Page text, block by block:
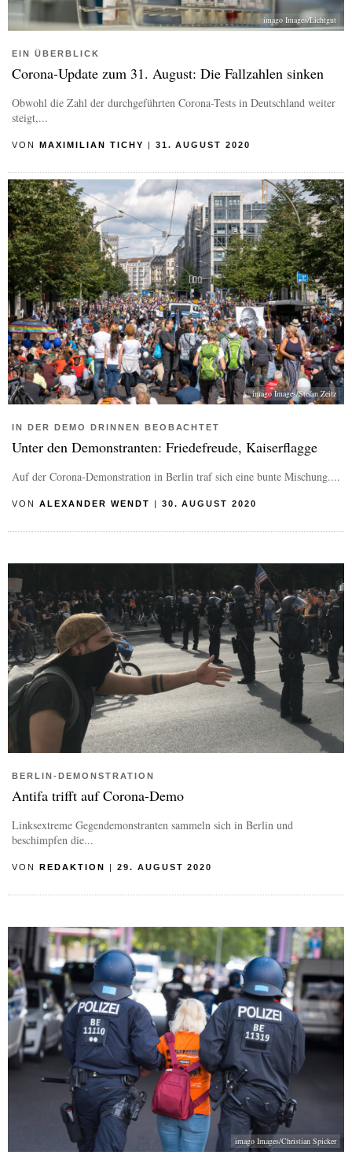
imago Images/Lichtgut
EIN ÜBERBLICK
Corona-Update zum 31. August: Die Fallzahlen sinken
Obwohl die Zahl der durchgeführten Corona-Tests in Deutschland weiter
steigt,...
VON MAXIMILIAN TICHY 31. AUGUST 2020
imago Images/Stefan Zeitz
IN DER DEMO DRINNEN BEOBACHTET
Unter den Demonstranten: Friedefreude, Kaiserflagge
Auf der Corona-Demonstration in Berlin traf sich eine bunte Mischung....
VON ALEXANDER WENDT | 30. AUGUST 2020
BERLIN-DEMONSTRATION
Antifa trifft auf Corona-Demo
Linksextreme Gegendemonstranten sammeln sich in Berlin und
beschimpfen die...
VON REDAKTION 29. AUGUST 2020
imago Images/Christian Spicker